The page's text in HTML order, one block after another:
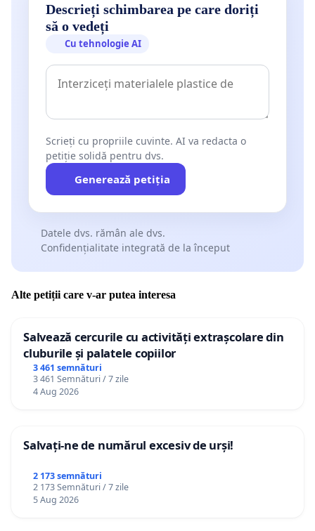
Descrieți schimbarea pe care doriți
să o vedeți
Cu tehnologie AI
Scrieți cu propriile cuvinte. AI va redacta o
petiție solidă pentru dvs.
Generează petiția
Datele dvs. rămân ale dvs.
Confidențialitate integrată de la început
Alte petiții care v-ar putea interesa
Salvează cercurile cu activități extrașcolare din
cluburile și palatele copiilor
3 461 semnături
3 461 Semnături / 7 zile
4 Aug 2026
Salvați-ne de numărul excesiv de urși!
2 173 semnături
2 173 Semnături / 7 zile
5 Aug 2026